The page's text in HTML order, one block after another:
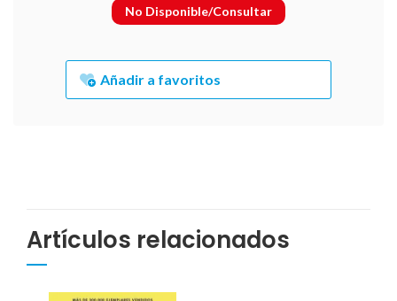
No Disponible/Consultar
Añadir a favoritos
Artículos relacionados